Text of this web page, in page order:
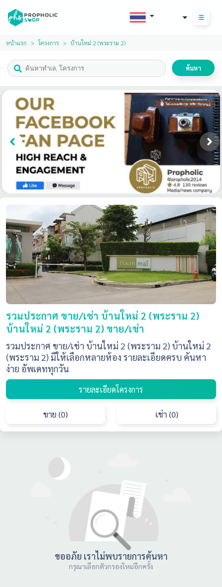
หน้าแรก โครงการ บ้านใหม่ 2 (พระราม 2)
ค้นหา
รวมประกาศ ขาย/เช่า บ้านใหม่ 2 (พระราม 2)
บ้านใหม่ 2 (พระราม 2) ขาย/เช่า
รวมประกาศ ขาย/เช่า บ้านใหม่ 2 (พระราม 2) บ้านใหม่ 2
(พระราม 2) มีให้เลือกหลายห้อง รายละเอียดครบ ค้นหา
ง่าย อัพเดททุกวัน
รายละเอียดโครงการ
ขาย (0) เช่า (0)
ขออภัย เราไม่พบรายการค้นหา
กรุณาเลือกตัวกรองใหม่อีกครั้ง